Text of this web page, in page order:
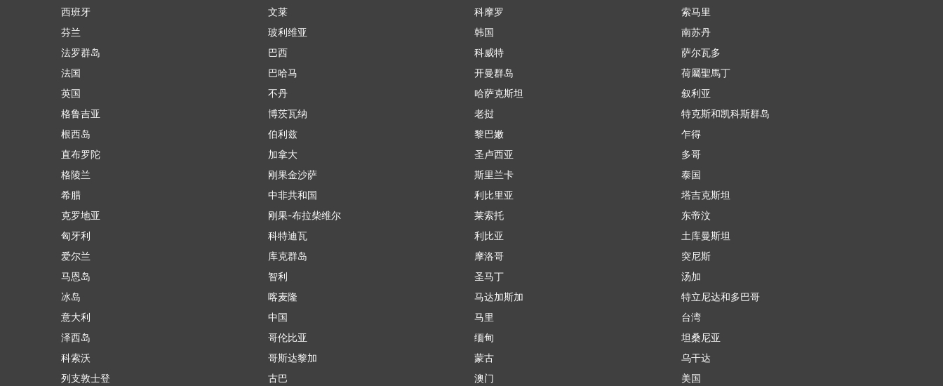
西班牙
芬兰
法罗群岛
法国
英国
格鲁吉亚
根西岛
直布罗陀
格陵兰
希腊
克罗地亚
匈牙利
爱尔兰
马恩岛
冰岛
意大利
泽西岛
科索沃
列支敦士登
文莱
玻利维亚
巴西
巴哈马
不丹
博茨瓦纳
伯利兹
加拿大
刚果金沙萨
中非共和国
刚果-布拉柴维尔
科特迪瓦
库克群岛
智利
喀麦隆
中国
哥伦比亚
哥斯达黎加
古巴
科摩罗
韩国
科威特
开曼群岛
哈萨克斯坦
老挝
黎巴嫩
圣卢西亚
斯里兰卡
利比里亚
莱索托
利比亚
摩洛哥
圣马丁
马达加斯加
马里
缅甸
蒙古
澳门
索马里
南苏丹
萨尔瓦多
荷屬聖馬丁
叙利亚
特克斯和凯科斯群岛
乍得
多哥
泰国
塔吉克斯坦
东帝汶
土库曼斯坦
突尼斯
汤加
特立尼达和多巴哥
台湾
坦桑尼亚
乌干达
美国